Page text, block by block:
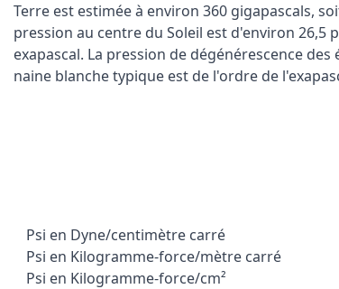
Terre est estimée à environ 360 gigapascals,
pression au centre du Soleil est d'environ 26,5
exapascal. La pression de dégénérescence
naine blanche typique est de l'ordre de
Psi en Dyne/centimètre carré
Psi en Kilogramme-force/mètre carré
Psi en Kilogramme-force/cm²